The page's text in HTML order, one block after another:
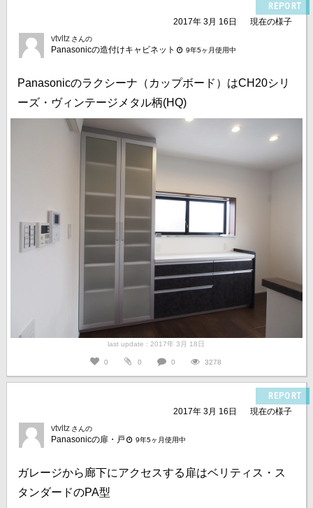
REPORT
2017年 3月 16日
現在の様子
vtvltz さんの
Panasonicの造付けキャビネット 9年5ヶ月使用中
Panasonicのラクシーナ（カップボード）はCH20シリ
ーズ・ヴィンテージメタル柄(HQ)
last update : 2017年 3月 18日
0 0 0 3278
REPORT
2017年 3月 16日
現在の様子
vtvltz さんの
Panasonicの扉・戸 9年5ヶ月使用中
ガレージから廊下にアクセスする扉はベリティス・ス
タンダードのPA型